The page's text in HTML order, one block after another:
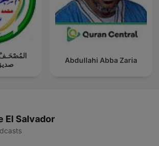
Abdullahi Abba Zaria
El Salvador